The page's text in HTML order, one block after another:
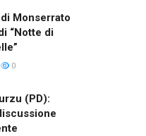
Monserrato
“Notte di
0
(PD):